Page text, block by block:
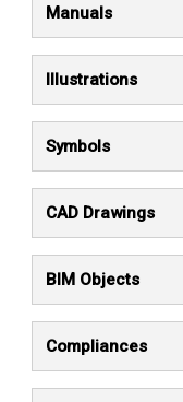
Manuals
Illustrations
Symbols
CAD Drawings
BIM Objects
Compliances